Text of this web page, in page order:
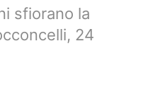
sfiorano la
24